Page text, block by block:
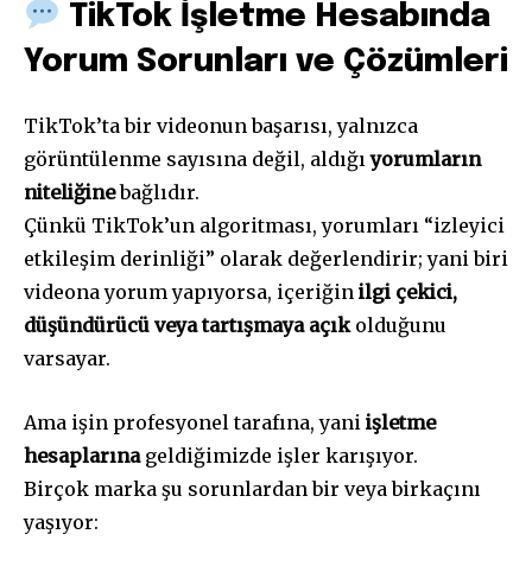
TikTok İşletme Hesabında
Yorum Sorunları ve Çözümleri
TikTok’ta bir videonun başarısı, yalnızca
görüntülenme sayısına değil, aldığıyorumların
niteliğinebağlıdır.
Çünkü TikTok’un algoritması, yorumları “izleyici
etkileşim derinliği” olarak değerlendirir; yani biri
videona yorum yapıyorsa, içeriğin ilgi çekici,
düşündürücü veya tartışmaya açıkolduğunu
varsayar.
Ama işin profesyonel tarafına, yani işletme
hesaplarınageldiğimizde işler karışıyor.
Birçok marka şu sorunlardan bir veya birkaçını
yaşıyor: